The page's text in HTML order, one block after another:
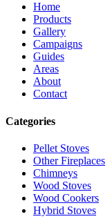
Home
Products
Gallery
Campaigns
Guides
Areas
About
Contact
Categories
Pellet Stoves
Other Fireplaces
Chimneys
Wood Stoves
Wood Cookers
Hybrid Stoves